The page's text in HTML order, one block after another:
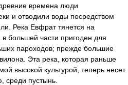
времена люди
и отводили воды посредством
Река Евфрат тянется на
большей части пригоден для
пароходов; прежде большие
Эта река, которая раньше
высокой культурой, теперь несет
среди пустынь.